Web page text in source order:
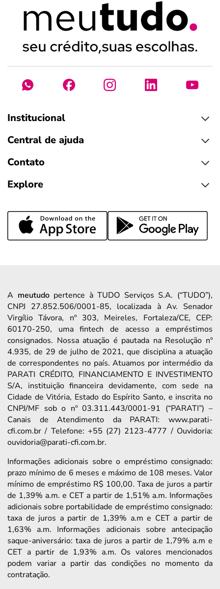
Institucional
Central de ajuda
Contato
Explore
A meutudopertence à TUDO Serviços S.A. (“TUDO”),
CNPJ 27.852.506/0001-85, localizada à Av. Senador
Virgílio Távora, nº 303, Meireles, Fortaleza/CE, CEP:
60170-250, uma fintech de acesso a empréstimos
consignados. Nossa atuação é pautada na Resolução nº
4.935, de 29 de julho de 2021, que disciplina a atuação
de correspondentes no país. Atuamos por intermédio da
PARATI CRÉDITO, FINANCIAMENTO E INVESTIMENTO
S/A, instituição financeira devidamente, com sede na
Cidade de Vitória, Estado do Espírito Santo, e inscrita no
CNPJ/MF sob o nº 03.311.443/0001-91 (“PARATI”) –
Canais de Atendimento da PARATI: www.parati-
cfi.com.br / Telefone: +55 (27) 2123-4777 / Ouvidoria:
ouvidoria@parati-cfi.com.br.
Informações adicionais sobre o empréstimo consignado:
prazo mínimo de 6 meses e máximo de 108 meses. Valor
mínimo de empréstimo R$ 100,00. Taxa de juros a partir
de 1,39% a.m. e CET a partir de 1,51% a.m. Informações
adicionais sobre portabilidade de empréstimo consignado:
taxa de juros a partir de 1,39% a.m e CET a partir de
1,63% a.m. Informações adicionais sobre antecipação
saque-aniversário: taxa de juros a partir de 1,79% a.m e
CET a partir de 1,93% a.m. Os valores mencionados
podem variar a partir das condições no momento da
contratação.